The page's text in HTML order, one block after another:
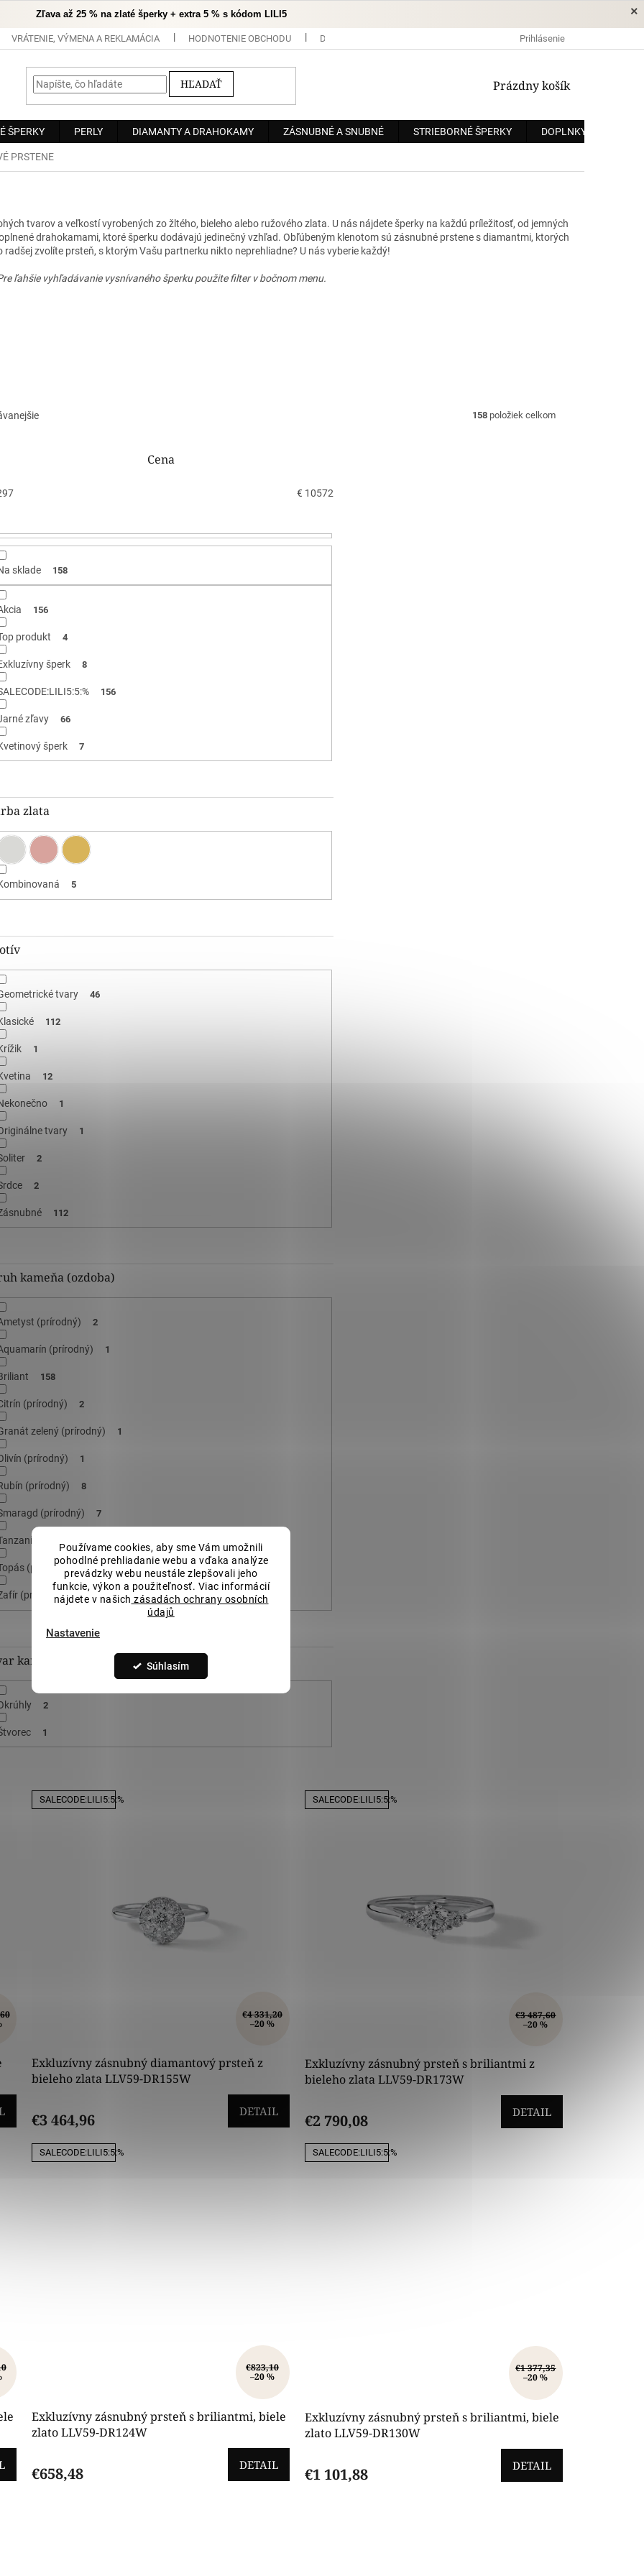
Používame cookies, aby sme Vám umožnili
pohodlné prehliadanie webu a vďaka analýze
prevádzky webu neustále zlepšovali jeho
funkcie, výkon a použiteľnosť. Viac informácií
nájdete v našich zásadách ochrany osobních
údajů
Nastavenie
Súhlasím
×
Zľava až 25 % na zlaté šperky + extra 5 % s kódom LILI5
VRÁTENIE, VÝMENA A REKLAMÁCIA HODNOTENIE OBCHODU DOPRAVA A PLATBA OCHRANA OSOBNÝCH ÚDAJOV
Prihlásenie
HĽADAŤ
NÁKUPNÝ
Prázdny košík
ŠPERKY PERLY DIAMANTY A DRAHOKAMY ZÁSNUBNÉ A SNUBNÉ STRIEBORNÉ ŠPERKY DOPLNKY
PRSTENE
tvarov a veľkostí vyrobených zo žltého, bieleho alebo ružového zlata. U nás nájdete šperky na každú príležitosť, od jemných
drahokamami, ktoré šperku dodávajú jedinečný vzhľad. Obľúbeným klenotom sú zásnubné prstene s diamantmi, ktorých
zvolíte prsteň, s ktorým Vašu partnerku nikto neprehliadne? U nás vyberie každý!
ľahšie vyhľadávanie vysnívaného šperku použite filter v bočnom menu.
158 položiek celkom
Cena
€ 10572
sklade 158
156
produkt 4
šperk 8
156
zľavy 66
šperk 7
zlata
5
tvary 46
112
1
12
1
tvary 1
2
2
112
kameňa (ozdoba)
(prírodný) 2
(prírodný) 1
158
(prírodný) 2
zelený (prírodný) 1
(prírodný) 1
(prírodný) 8
(prírodný) 7
(prírodný)
(prírodný) 3
(prírodný) 6
kameňa
2
1
SALECODE:LILI5:5:%
€4 331,20
–20 %
Exkluzívny zásnubný diamantový prsteň z
bieleho zlata LLV59-DR155W
€3 464,96 DETAIL
SALECODE:LILI5:5:%
€3 487,60
–20 %
Exkluzívny zásnubný prsteň s briliantmi z
bieleho zlata LLV59-DR173W
€2 790,08 DETAIL
SALECODE:LILI5:5:%
€823,10
–20 %
Exkluzívny zásnubný prsteň s briliantmi, biele
zlato LLV59-DR124W
€658,48 DETAIL
SALECODE:LILI5:5:%
€1 377,35
–20 %
Exkluzívny zásnubný prsteň s briliantmi, biele
zlato LLV59-DR130W
€1 101,88 DETAIL